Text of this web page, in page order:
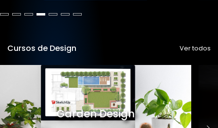
Cursos de Design Ver todos
Garden Design